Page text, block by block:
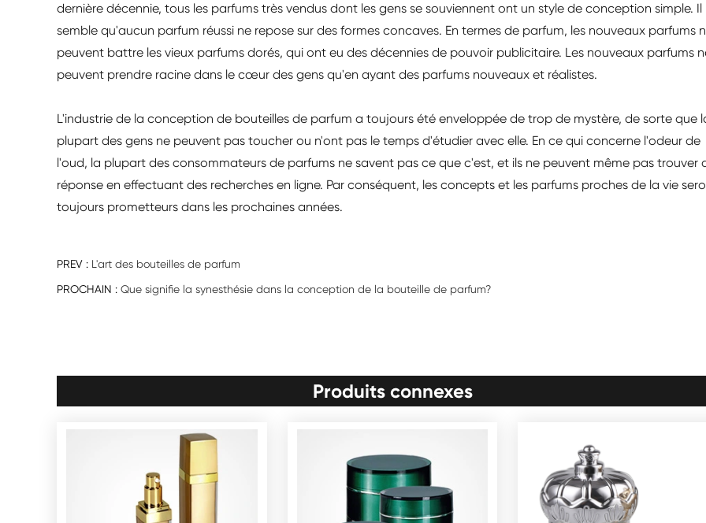
dernière décennie, tous les parfums très vendus dont les gens se souviennent ont un style de conception simple. Il
semble qu'aucun parfum réussi ne repose sur des formes concaves. En termes de parfum, les nouveaux parfums
peuvent battre les vieux parfums dorés, qui ont eu des décennies de pouvoir publicitaire. Les nouveaux parfums
peuvent prendre racine dans le cœur des gens qu'en ayant des parfums nouveaux et réalistes.
L'industrie de la conception de bouteilles de parfum a toujours été enveloppée de trop de mystère, de sorte que
plupart des gens ne peuvent pas toucher ou n'ont pas le temps d'étudier avec elle. En ce qui concerne l'odeur de
l'oud, la plupart des consommateurs de parfums ne savent pas ce que c'est, et ils ne peuvent même pas trouver
réponse en effectuant des recherches en ligne. Par conséquent, les concepts et les parfums proches de la vie
toujours prometteurs dans les prochaines années.
PREV : L'art des bouteilles de parfum
PROCHAIN : Que signifie la synesthésie dans la conception de la bouteille de parfum?
Produits connexes